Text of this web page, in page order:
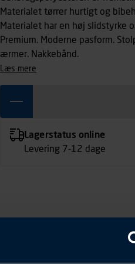
Materialet tørrer hurtigt og
Materialet har en høj slidstyrke
Premium. Moderne pasform.
ærmer. Nakkebånd.
læs mere
Lagerstatus online
Levering 7-12 dage